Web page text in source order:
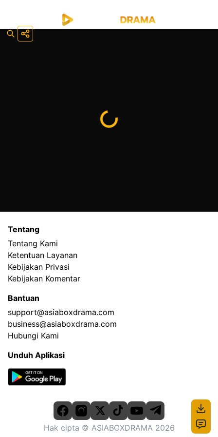
Tentang
Tentang Kami
Ketentuan Layanan
Kebijakan Privasi
Kebijakan Komentar
Bantuan
support@asiaboxdrama.com
business@asiaboxdrama.com
Hubungi Kami
Unduh Aplikasi
Hak cipta © ASIABOXDRAMA 2026